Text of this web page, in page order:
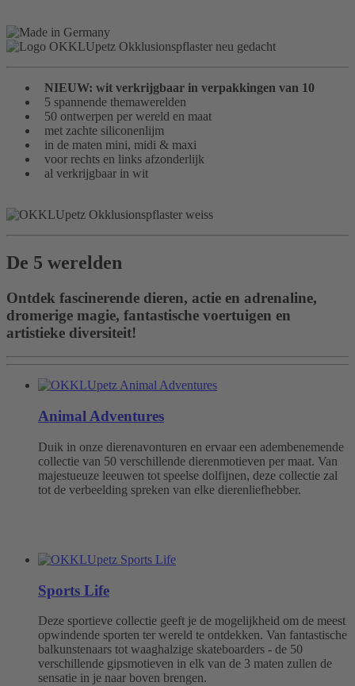
NIEUW: wit verkrijgbaar in verpakkingen van 10
5 spannende themawerelden
50 ontwerpen per wereld en maat
met zachte siliconenlijm
in de maten mini, midi & maxi
voor rechts en links afzonderlijk
al verkrijgbaar in wit
De 5 werelden
Ontdek fascinerende dieren, actie en adrenaline,
dromerige magie, fantastische voertuigen en
artistieke diversiteit!
Animal Adventures
Duik in onze dierenavonturen en ervaar een adembenemende
collectie van 50 verschillende dierenmotieven per maat. Van
majestueuze leeuwen tot speelse dolfijnen, deze collectie zal
tot de verbeelding spreken van elke dierenliefhebber.
Sports Life
Deze sportieve collectie geeft je de mogelijkheid om de meest
opwindende sporten ter wereld te ontdekken. Van fantastische
balkunstenaars tot waaghalzige skateboarders - de 50
verschillende gipsmotieven in elk van de 3 maten zullen de
sensatie in je naar boven brengen.